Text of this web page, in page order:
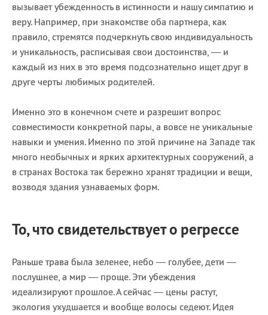
вызывает убежденность в истинности и нашу симпатию и
веру. Например, при знакомстве оба партнера, как
правило, стремятся подчеркнуть свою индивидуальность
и уникальность, расписывая свои достоинства, — и
каждый из них в это время подсознательно ищет друг в
друге черты любимых родителей.
Именно это в конечном счете и разрешит вопрос
совместимости конкретной пары, а вовсе не уникальные
навыки и умения. Именно по этой причине на Западе так
много необычных и ярких архитектурных сооружений, а
в странах Востока так бережно хранят традиции и вещи,
возводя здания узнаваемых форм.
То, что свидетельствует о регрессе
Раньше трава была зеленее, небо — голубее, дети —
послушнее, а мир — проще. Эти убеждения
идеализируют прошлое. А сейчас — цены растут,
экология ухудшается и вообще волосы седеют. Идея